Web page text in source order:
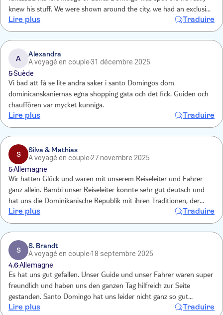
knew his stuff. We were shown around the city, we had an exclusive
meal, train trip and 4d cinema experience. We would throughly
recommend this trip to everyone, it’s not cheap, but on our minds
well worth it.
Lire plus Traduire
A
Alexandra
A voyagé en couple 31 décembre 2025
5Suède
Vi bad att få se lite andra saker i santo Domingos dom
dominicanskaniernas egna shopping gata och det fick. Guiden och
chauffören var mycket kunniga.
Lire plus Traduire
S
Silva & Mathias
A voyagé en couple27 novembre 2025
5Allemagne
Wir hatten Glück und waren mit unserem Reiseleiter und Fahrer
ganz allein. Bambi unser Reiseleiter konnte sehr gut deutsch und
hat uns die Dominikanische Republik mit ihren Traditionen, der
Kultur und Geschichte super nah gebracht. Der Ausflug lohnt sich!
Und wer Glück hat bekommt Bambi als Reiseleiter und Gustavo als
Fahrer!!!
Lire plus Traduire
S
S. Brandt
A voyagé en couple 18 septembre 2025
4.6Allemagne
Es hat uns gut gefallen. Unser Guide und unser Fahrer waren super
freundlich und haben uns den ganzen Tag hilfreich zur Seite
gestanden. Santo Domingo hat uns leider nicht ganz so gut
gefallen, da man hier sehr deutlich die Armut des Landes anhand
Lire plus Traduire